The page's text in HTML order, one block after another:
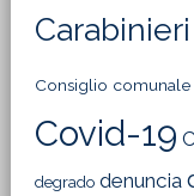
Carabinieri
Consiglio comunale
Covid-19
degrado denuncia